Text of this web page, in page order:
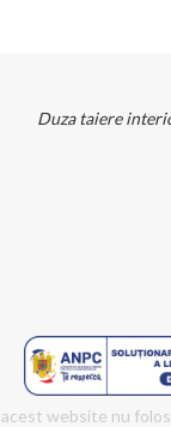
Duza taiere
acest website nu